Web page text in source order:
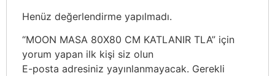
Henüz değerlendirme yapılmadı.
“MOON MASA 80X80 CM KATLANIR TLA” için
yorum yapan ilk kişi siz olun
E-posta adresiniz yayınlanmayacak. Gerekli